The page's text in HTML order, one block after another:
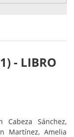
- LIBRO
Cabeza Sánchez,
Martínez, Amelia